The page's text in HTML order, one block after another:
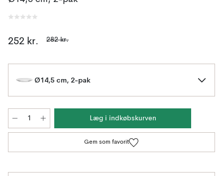
252 kr. 282 kr.
Ø14,5 cm, 2-pak
Læg i indkøbskurven
Gem som favorit